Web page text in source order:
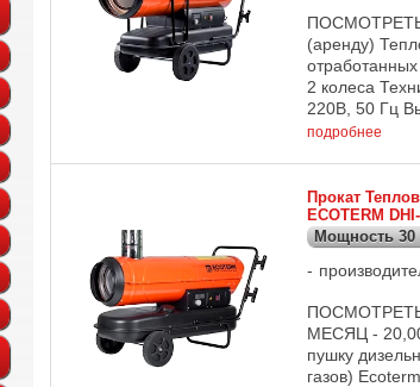
ПОСМОТРЕТЬ
(аренду)
2 колеса
220В, 50 Гц
подробнее
Прокат
ECOTERM
Мощность 30
ПОСМОТРЕТЬ
МЕСЯЦ - 20,00
пушку
газов)